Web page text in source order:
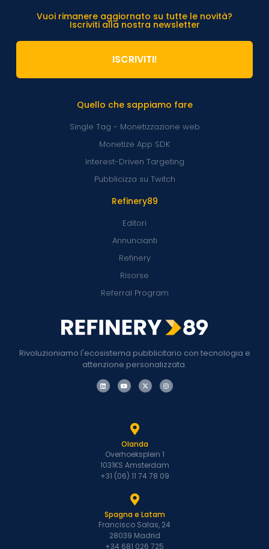
Rivoluzioniamo l'ecosistema pubblicitario con tecnologia e
attenzione personalizzata.
Refinery89
Editori
Annuncianti
Refinery
Risorse
Referral Program
Quello che sappiamo fare
Single Tag - Monetizzazione web
Monetize App SDK
Interest-Driven Targeting
Pubblicizza su Twitch
Vuoi rimanere aggiornato su tutte le novità?
Iscriviti alla nostra newsletter
ISCRIVITI!
Olanda
Overhoeksplein 1
1031KS Amsterdam
+31 (06) 11 74 78 09
Spagna e Latam
Francisco Salas, 24
28039 Madrid
+34 681 026 725